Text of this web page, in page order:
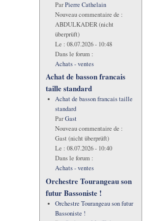
ParPierre Cathelain
Nouveau commentaire de :
ABDULKADER (nicht
überprüft)
Le : 08.07.2026 - 10:48
Dans le forum :
Achats - ventes
Achat de basson francais
taille standard
Achat de basson francais taille
standard
ParGast
Nouveau commentaire de :
Gast (nicht überprüft)
Le : 08.07.2026 - 10:40
Dans le forum :
Achats - ventes
Orchestre Tourangeau son
futur Bassoniste !
Orchestre Tourangeau son futur
Bassoniste !